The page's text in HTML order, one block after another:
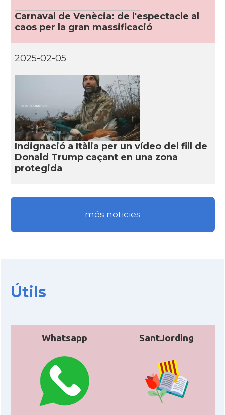
Carnaval de Venècia: de l'espectacle al
caos per la gran massificació
2025-02-05
Indignació a Itàlia per un vídeo del fill de
Donald Trump caçant en una zona
protegida
més noticies
Útils
Whatsapp SantJording